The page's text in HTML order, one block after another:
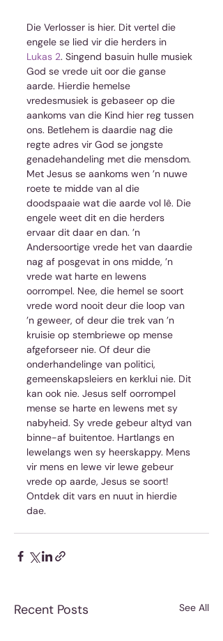
Die Verlosser is hier. Dit vertel die
engele se lied vir die herders in
Lukas 2. Singend basuin hulle musiek
God se vrede uit oor die ganse
aarde. Hierdie hemelse
vredesmusiek is gebaseer op die
aankoms van die Kind hier reg tussen
ons. Betlehem is daardie nag die
regte adres vir God se jongste
genadehandeling met die mensdom.
Met Jesus se aankoms wen ’n nuwe
roete te midde van al die
doodspaaie wat die aarde vol lê. Die
engele weet dit en die herders
ervaar dit daar en dan. ’n
Andersoortige vrede het van daardie
nag af posgevat in ons midde, ’n
vrede wat harte en lewens
oorrompel. Nee, die hemel se soort
vrede word nooit deur die loop van
’n geweer, of deur die trek van ’n
kruisie op stembriewe op mense
afgeforseer nie. Of deur die
onderhandelinge van politici,
gemeenskapsleiers en kerklui nie. Dit
kan ook nie. Jesus self oorrompel
mense se harte en lewens met sy
nabyheid. Sy vrede gebeur altyd van
binne-af buitentoe. Hartlangs en
lewelangs wen sy heerskappy. Mens
vir mens en lewe vir lewe gebeur
vrede op aarde, Jesus se soort!
Ontdek dit vars en nuut in hierdie
dae.
Recent Posts See All